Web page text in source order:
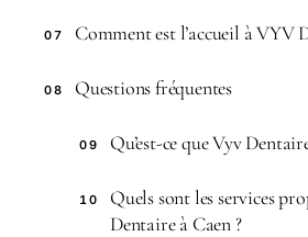
07 Comment est l’accueil à VYV
08 Questions fréquentes
09 Qu’est-ce que Vyv
10
Quels sont les services
Dentaire à Caen ?